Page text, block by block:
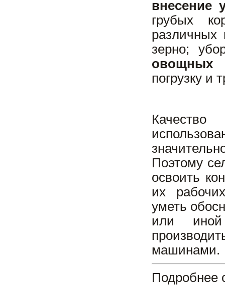
внесение
грубых
различных
зерно;
овощных
погрузку и
Поэтому
освоить
их
уметь
или иной
машинами.
Подробнее